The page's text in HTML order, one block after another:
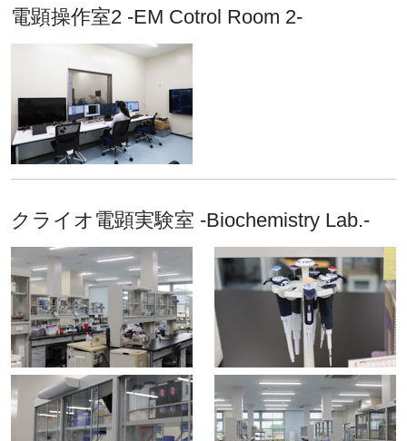
酸還元酵素の構造解析に成
功 高精度クライオ電子顕微
鏡の画像を解析 環境浄化技
術の開発に期待
2021.01.15 プレスリリース
hERGチャネルと薬剤の複
合体構造を明らかにするこ
とに成功 −重篤な副作用の
回避にもクライオ電子顕微
鏡解析が役立つ−
2020.12.14 ハイライト
タンパク質の単粒子解析っ
電顕操作室2 -EM Cotrol Room 2-
クライオ電顕実験室 -Biochemistry Lab.-